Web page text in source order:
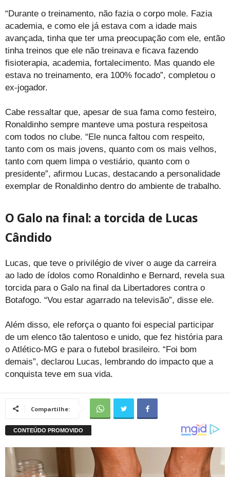
“Durante o treinamento, não fazia o corpo mole. Fazia
academia, e como ele já estava com a idade mais
avançada, tinha que ter uma preocupação com ele, então
tinha treinos que ele não treinava e ficava fazendo
fisioterapia, academia, fortalecimento. Mas quando ele
estava no treinamento, era 100% focado”, completou o
ex-jogador.
Cabe ressaltar que, apesar de sua fama como festeiro,
Ronaldinho sempre manteve uma postura respeitosa
com todos no clube. “Ele nunca faltou com respeito,
tanto com os mais jovens, quanto com os mais velhos,
tanto com quem limpa o vestiário, quanto com o
presidente”, afirmou Lucas, destacando a personalidade
exemplar de Ronaldinho dentro do ambiente de trabalho.
O Galo na final: a torcida de Lucas
Cândido
Lucas, que teve o privilégio de viver o auge da carreira
ao lado de ídolos como Ronaldinho e Bernard, revela sua
torcida para o Galo na final da Libertadores contra o
Botafogo. “Vou estar agarrado na televisão”, disse ele.
Além disso, ele reforça o quanto foi especial participar
de um elenco tão talentoso e unido, que fez história para
o Atlético-MG e para o futebol brasileiro. “Foi bom
demais”, declarou Lucas, lembrando do impacto que a
conquista teve em sua vida.
Compartilhe: